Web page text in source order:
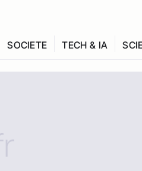
SOCIETE TECH & IA